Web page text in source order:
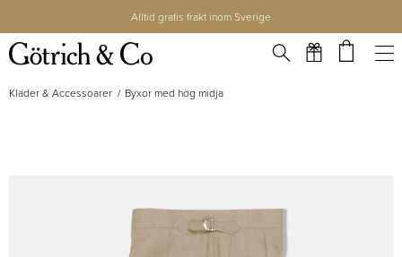
Alltid gratis frakt inom Sverige
Kläder & Accessoarer Byxor med hög midja